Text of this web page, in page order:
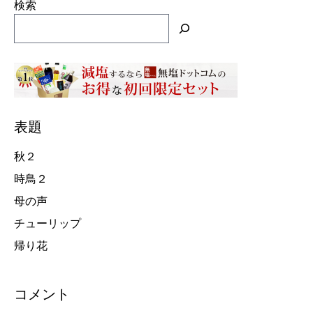
検索
表題
秋２
時鳥２
母の声
チューリップ
帰り花
コメント